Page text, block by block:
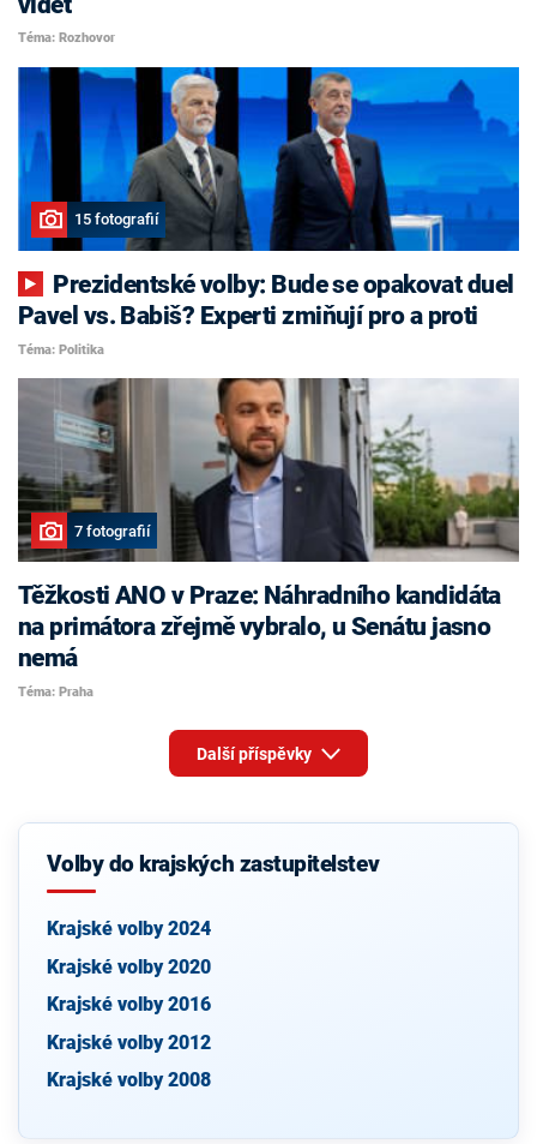
Téma: Rozhovor
15 fotografií
Pavel vs. Babiš? Experti zmiňují pro a proti
Téma: Politika
7 fotografií
Těžkosti ANO v Praze: Náhradního kandidáta
na primátora zřejmě vybralo, u Senátu jasno
nemá
Téma: Praha
Další příspěvky
Volby do krajských zastupitelstev
Krajské volby 2024
Krajské volby 2020
Krajské volby 2016
Krajské volby 2012
Krajské volby 2008